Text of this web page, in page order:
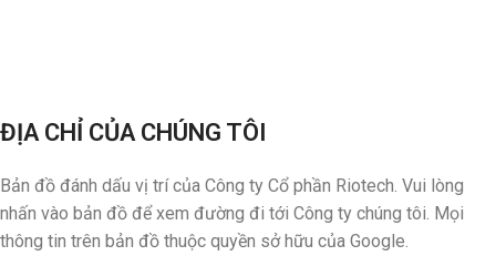
ĐỊA CHỈ CỦA CHÚNG TÔI
Bản đồ đánh dấu vị trí của Công ty Cổ phần Riotech. Vui lòng
nhấn vào bản đồ để xem đường đi tới Công ty chúng tôi. Mọi
thông tin trên bản đồ thuộc quyền sở hữu của Google.